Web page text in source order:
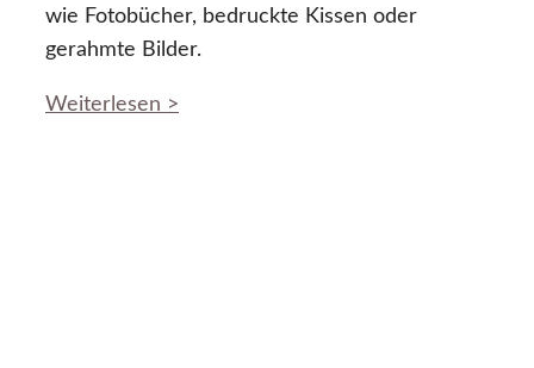
wie Fotobücher, bedruckte Kissen oder
gerahmte Bilder.
Weiterlesen >